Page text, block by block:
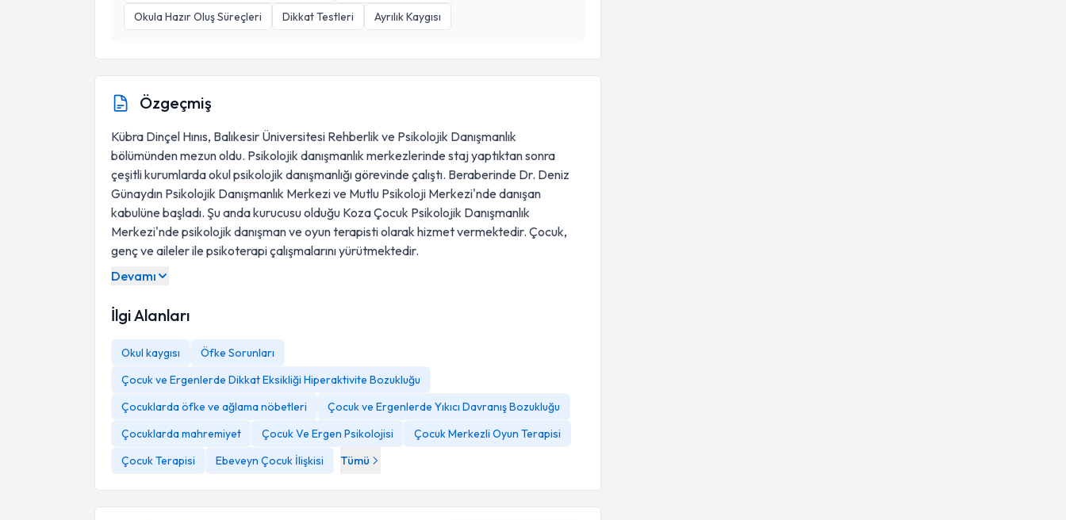
Okula Hazır Oluş Süreçleri
Dikkat Testleri Ayrılık Kaygısı
Özgeçmiş
Kübra Dinçel Hınıs, Balıkesir Üniversitesi Rehberlik ve Psikolojik Danışmanlık
bölümünden mezun oldu. Psikolojik danışmanlık merkezlerinde staj yaptıktan sonra
çeşitli kurumlarda okul psikolojik danışmanlığı görevinde çalıştı. Beraberinde Dr. Deniz
Günaydın Psikolojik Danışmanlık Merkezi ve Mutlu Psikoloji Merkezi'nde danışan
kabulüne başladı. Şu anda kurucusu olduğu Koza Çocuk Psikolojik Danışmanlık
Merkezi'nde psikolojik danışman ve oyun terapisti olarak hizmet vermektedir. Çocuk,
genç ve aileler ile psikoterapi çalışmalarını yürütmektedir.
Devamı
İlgi Alanları
Okul kaygısı
Öfke Sorunları
Çocuk ve Ergenlerde Dikkat Eksikliği Hiperaktivite Bozukluğu
Çocuklarda öfke ve ağlama nöbetleri
Çocuk ve Ergenlerde Yıkıcı Davranış Bozukluğu
Çocuklarda mahremiyet
Çocuk Ve Ergen Psikolojisi
Çocuk Merkezli Oyun Terapisi
Çocuk Terapisi
Ebeveyn Çocuk İlişkisi Tümü